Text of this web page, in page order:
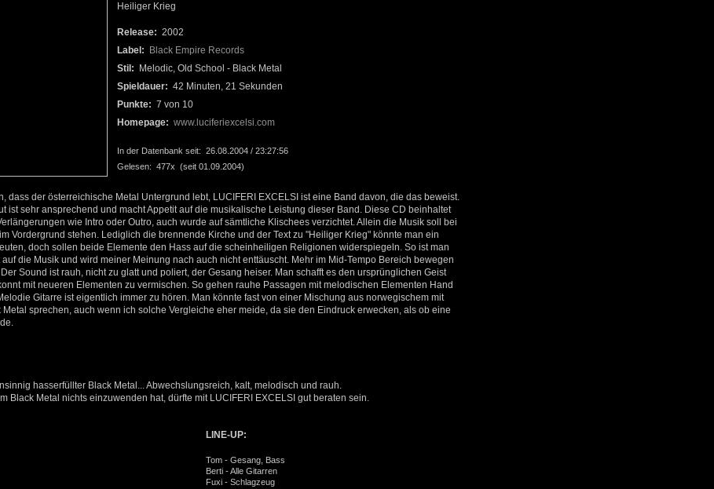
Heiliger Krieg
Release: 2002
Label:
Black Empire Records
Stil: Melodic, Old School - Black Metal
Spieldauer: 42 Minuten, 21 Sekunden
Punkte: 7 von 10
Homepage: www.luciferiexcelsi.com
In der Datenbank seit: 26.08.2004 / 23:27:56
Gelesen: 477x (seit 01.09.2004)
dass der österreichische Metal Untergrund lebt, LUCIFERI EXCELSI ist eine Band davon, die das beweist.
ist sehr ansprechend und macht Appetit auf die musikalische Leistung dieser Band. Diese CD beinhaltet
wie Intro oder Outro, auch wurde auf sämtliche Klischees verzichtet. Allein die Musik soll bei
Vordergrund stehen. Lediglich die brennende Kirche und der Text zu "Heiliger Krieg" könnte man ein
doch sollen beide Elemente den Hass auf die scheinheiligen Religionen widerspiegeln. So ist man
die Musik und wird meiner Meinung nach auch nicht enttäuscht. Mehr im Mid-Tempo Bereich bewegen
Sound ist rauh, nicht zu glatt und poliert, der Gesang heiser. Man schafft es den ursprünglichen Geist
mit neueren Elementen zu vermischen. So gehen rauhe Passagen mit melodischen Elementen Hand
Gitarre ist eigentlich immer zu hören. Man könnte fast von einer Mischung aus norwegischem mit
sprechen, auch wenn ich solche Vergleiche eher meide, da sie den Eindruck erwecken, als ob eine
hasserfüllter Black Metal... Abwechslungsreich, kalt, melodisch und rauh.
Black Metal nichts einzuwenden hat, dürfte mit LUCIFERI EXCELSI gut beraten sein.
LINE-UP:
Tom - Gesang, Bass
Berti - Alle Gitarren
Fuxi - Schlagzeug